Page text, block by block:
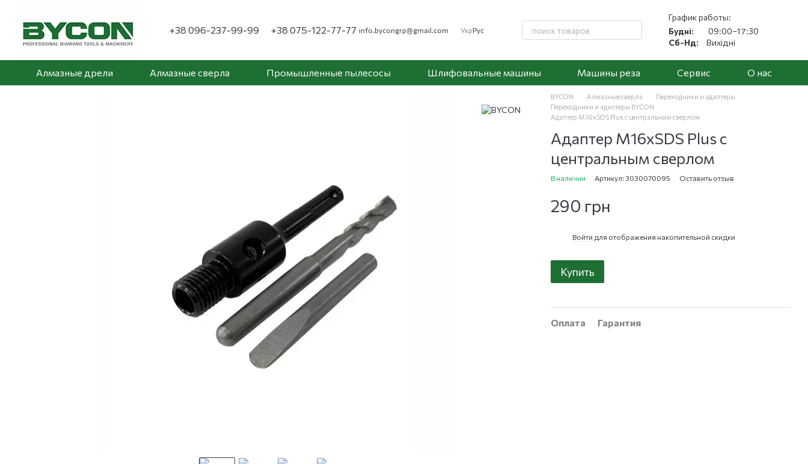
+38 096-237-99-99 +38 075-122-77-77 info.bycongrp@gmail.com УкрРус
График работы:
Будні:
09:00–17:30
Сб-Нд:
Вихідні
Алмазные дрели Алмазные сверла Промышленные пылесосы Шлифовальные машины Машины реза Cервис О нас
BYCON Алмазные сверла
Переходники и адаптеры
Переходники и адаптеры BYCON
Адаптер M16xSDS Plus с центральным сверлом
Адаптер M16xSDS Plus с
центральным сверлом
В наличии Артикул: 3030070095 Оставить отзыв
290 грн
Войти для отображения накопительной скидки
Купить
Оплата Гарантия